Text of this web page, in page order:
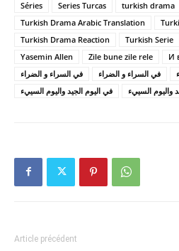
Séries
Series Turcas turkish drama
Turkish Drama Arabic Translation
Turkish Drama Reaction
Turkish Serie
Yasemin Allen
Zile bune zile rele
И
في السراء و الضراء
في اليوم الجيد واليوم السييء
واليوم السييء
Article précédent